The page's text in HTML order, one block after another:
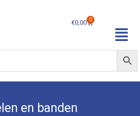
€0,00 0
en banden